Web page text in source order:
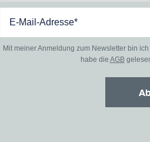
Mit meiner Anmeldung zum Newsletter bin
habe die AGB